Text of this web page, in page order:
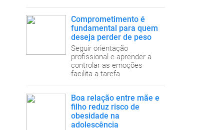
Comprometimento é
fundamental para quem
deseja perder de peso
Seguir orientação
profissional e aprender a
controlar as emoções
facilita a tarefa
Boa relação entre mãe e
filho reduz risco de
obesidade na
adolescência